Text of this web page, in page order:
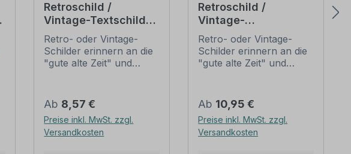
Retroschild /
Vintage-Textschild
Du bist mein
Lieblingsmensch
Retro- oder Vintage-
Schilder erinnern an die
"gute alte Zeit" und
großer Beliebheit. Sind
diese Schilder im Original
nur schwer und häufig
nur zu horrenden Preise
Regulärer Preis:
Ab 8,57 €
Preise inkl. MwSt. zzgl.
Versandkosten
Retroschild /
Vintage-
Spruchschild
Dahoam ist, wo da
Schlüssel bast – mit
Retro- oder Vintage-
Schilder erinnern an die
"gute alte Zeit" und
großer Beliebheit. Sind
diese Schilder im Original
nur schwer und häufig
nur zu horrenden Preise
Regulärer Preis:
Ab 10,95 €
Preise inkl. MwSt. zzgl.
Versandkosten